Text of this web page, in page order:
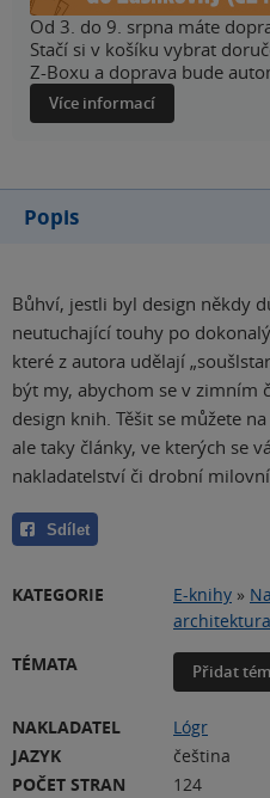
Od 3. do 9. srpna máte
Stačí si v košíku vybrat
Z-Boxu a doprava bude
Více informací
Popis
Bůhví, jestli byl design někdy
neutuchající touhy po
které z autora udělají
být my, abychom se v zimním
design knih. Těšit se můžete
ale taky články, ve kterých se
nakladatelství či drobní
Sdílet
KATEGORIE E-knihy »
architektura
TÉMATA
Přidat
NAKLADATEL
Lógr
JAZYK
čeština
POČET STRAN
124